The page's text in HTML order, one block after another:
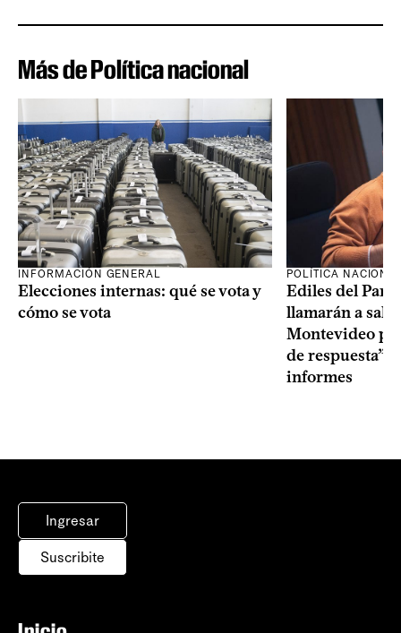
Más de Política nacional
INFORMACIÓN GENERAL
Elecciones internas: qué se vota y
cómo se vota
POLÍTICA
Ediles del
llamarán a sala
Montevideo
de respuesta”
informes
Ingresar
Suscribite